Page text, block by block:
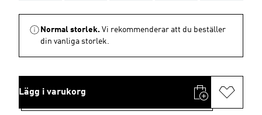
Normal storlek. Vi rekommenderar att du beställer
din vanliga storlek.
Lägg i varukorg